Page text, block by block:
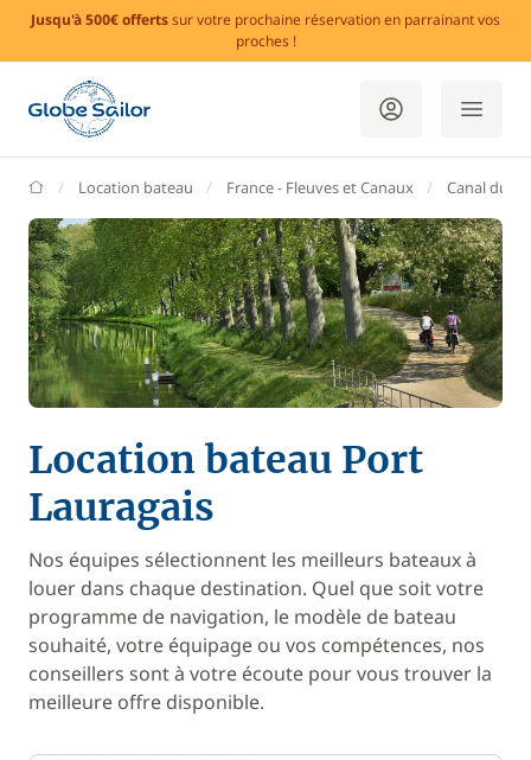
Jusqu'à 500€ offertssur votre prochaine réservation en parrainant vos
proches !
GlobeSailor
Location bateau France - Fleuves et Canaux Canal du
Location bateau Port
Lauragais
Nos équipes sélectionnent les meilleurs bateaux à
louer dans chaque destination. Quel que soit votre
programme de navigation, le modèle de bateau
souhaité, votre équipage ou vos compétences, nos
conseillers sont à votre écoute pour vous trouver la
meilleure offre disponible.